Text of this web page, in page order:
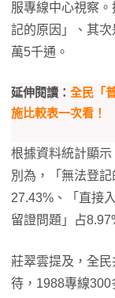
服專線中心視察
記的原因」、其
萬5千通。
延伸閱讀： 全民「
施比較表一次看！
根據資料統計顯
別為，「無法登
27.43%、「直接
留證問題」占
莊翠雲提及，全
待，1988專線